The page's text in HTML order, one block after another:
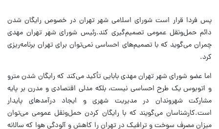
پس فردا قرار است شورای اسلامی شهر تهران در خصوص رایگان شدن
دائم حمل‌ونقل عمومی تصمیم‌گیری کند.رئیس شورای شهر تهران مهدی
چمران می‌گوید که با تصمیم‌های احساسی نمی‌توان برای تهران برنامه‌ریزی
کرد.
اما عضو شورای شهر تهران مهدی بابایی تأکید می‌کند که رایگان شدن مترو
و اتوبوس یک طرح احساسی نیست، بلکه مدلی اقتصادی و مدرن بر پایه
مشارکت شهروندان در مدیریت شهری و ایجاد درآمدهای پایدار
است.کارشناسان می‌گویند که با رایگان کردن حمل‌ونقل عمومی می‌توان
میزان مصرف سوخت و ترافیک در تهران را کاهش و آلودگی هوا که سالانه